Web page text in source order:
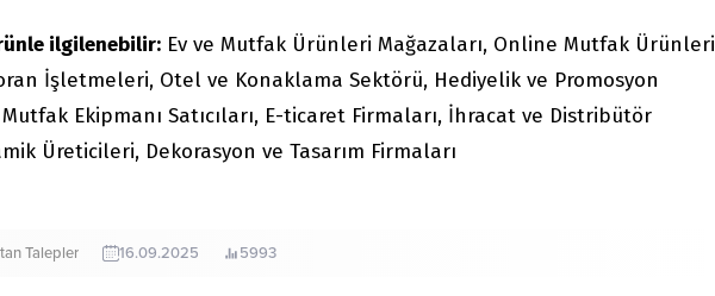
ilgilenebilir: Ev ve Mutfak Ürünleri Mağazaları, Online Mutfak Ürünleri
İşletmeleri, Otel ve Konaklama Sektörü, Hediyelik ve Promosyon
Ekipmanı Satıcıları, E-ticaret Firmaları, İhracat ve Distribütör
Üreticileri, Dekorasyon ve Tasarım Firmaları
Talepler 16.09.2025 5993